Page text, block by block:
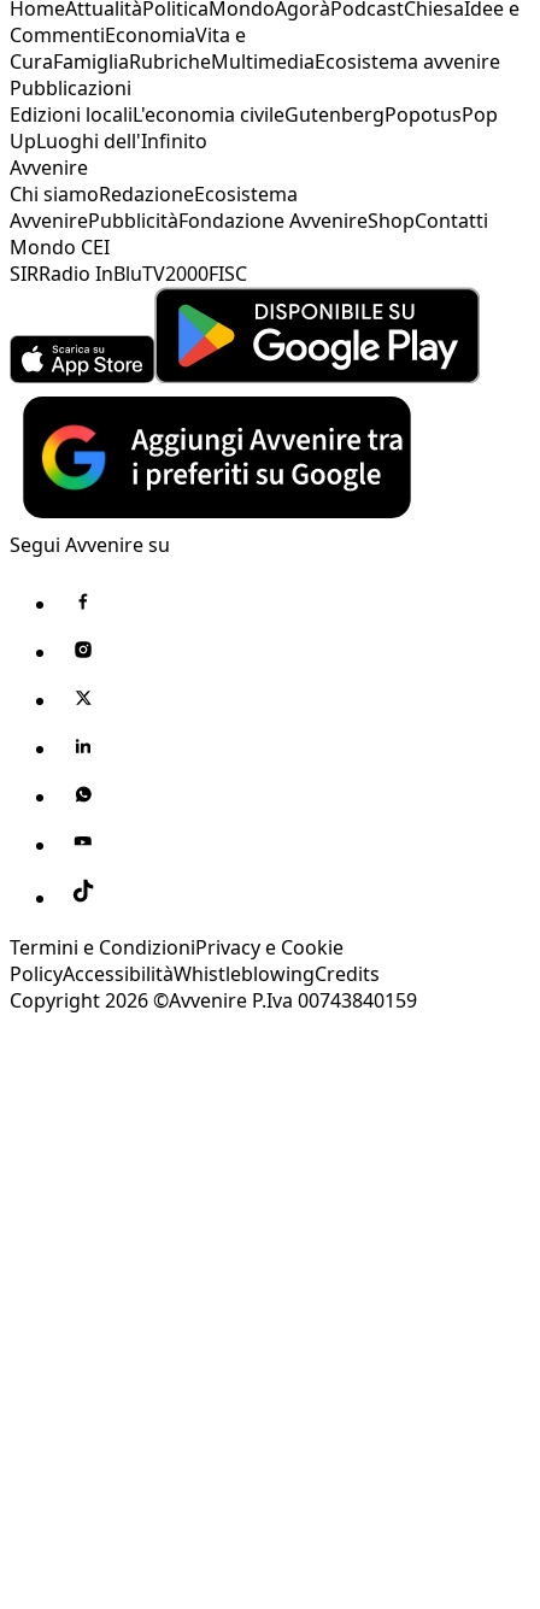
HomeAttualitàPoliticaMondoAgoràPodcastChiesaIdee e
CommentiEconomiaVita e
CuraFamigliaRubricheMultimediaEcosistema avvenire
Pubblicazioni
Edizioni localiL'economia civileGutenbergPopotusPop
UpLuoghi dell'Infinito
Avvenire
Chi siamoRedazioneEcosistema
AvvenirePubblicitàFondazione AvvenireShopContatti
Mondo CEI
SIRRadio InBluTV2000FISC
Segui Avvenire su
Termini e CondizioniPrivacy e Cookie
PolicyAccessibilitàWhistleblowingCredits
Copyright 2026 ©Avvenire P.Iva 00743840159